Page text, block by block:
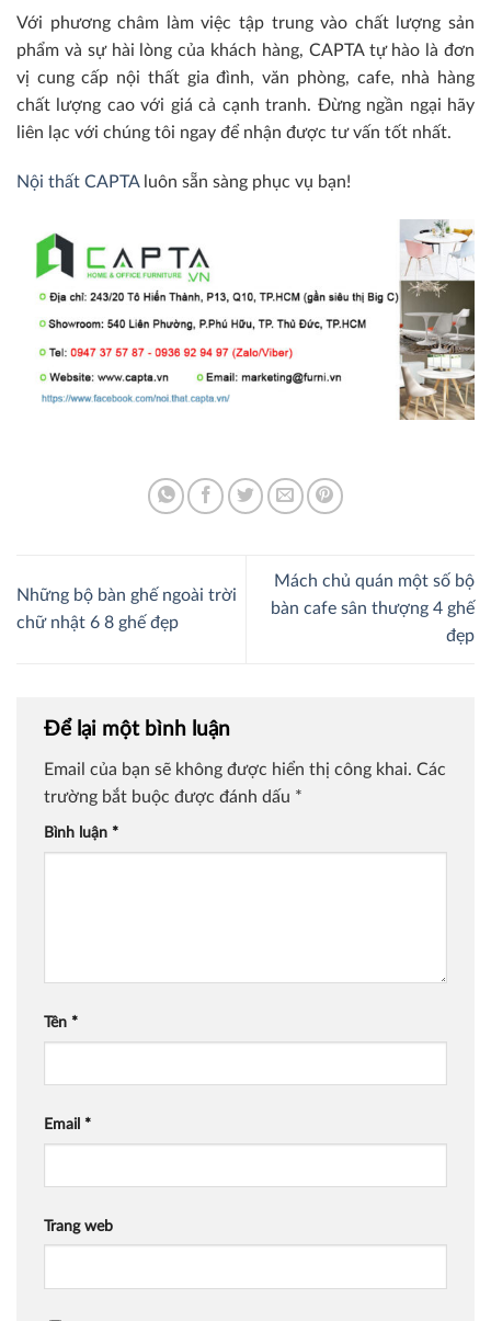
Với phương châm làm việc tập trung vào chất lượng sản
phẩm và sự hài lòng của khách hàng, CAPTA tự hào là đơn
vị cung cấp nội thất gia đình, văn phòng, cafe, nhà hàng
chất lượng cao với giá cả cạnh tranh. Đừng ngần ngại hãy
liên lạc với chúng tôi ngay để nhận được tư vấn tốt nhất.
Nội thất CAPTAluôn sẵn sàng phục vụ bạn!
Những bộ bàn ghế ngoài trời
chữ nhật 6 8 ghế đẹp
Mách chủ quán một số bộ
bàn cafe sân thượng 4 ghế
đẹp
Để lại một bình luận
Email của bạn sẽ không được hiển thị công khai. Các
trường bắt buộc được đánh dấu *
Bình luận *
Tên *
Email *
Trang web